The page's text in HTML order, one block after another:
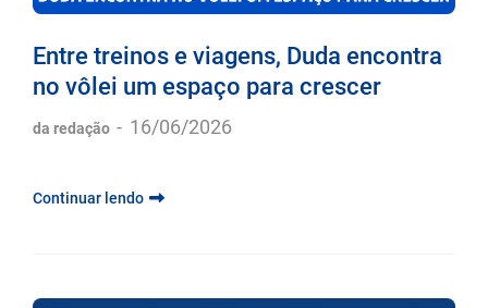
Entre treinos e viagens, Duda encontra
no vôlei um espaço para crescer
da redação - 16/06/2026
Continuar lendo